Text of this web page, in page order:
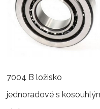
7004 B ložisko
jednoradové s